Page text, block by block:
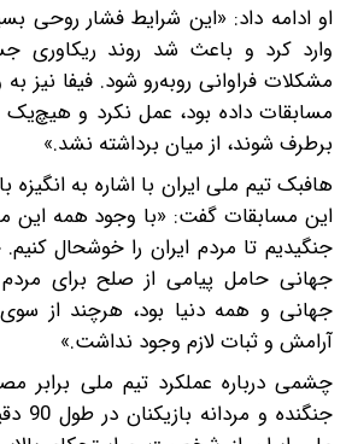
او ادامه داد: «این شرایط فشار روحی
وارد کرد و باعث شد روند ریکاوری
مشکلات فراوانی روبه‌رو شود. فیفا نیز
مسابقات داده بود، عمل نکرد و هیچ‌یک
برطرف شوند، از میان برداشته نشد.»
هافبک تیم ملی ایران با اشاره به انگیزه
این مسابقات گفت: «با وجود همه این
جنگیدیم تا مردم ایران را خوشحال
جهانی حامل پیامی از صلح برای
جهانی و همه دنیا بود، هرچند از سوی
آرامش و ثبات لازم وجود نداشت.»
چشمی درباره عملکرد تیم ملی برابر